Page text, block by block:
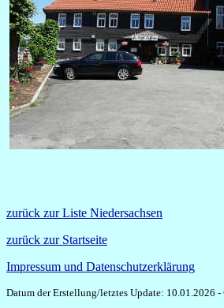
zurück zur Liste Niedersachsen
zurück zur Startseite
Impressum und Datenschutzerklärung
Datum der Erstellung/letztes Update: 10.01.2026